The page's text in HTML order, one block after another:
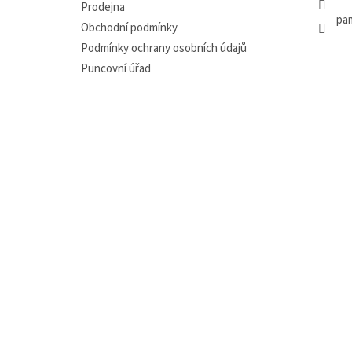
Prodejna
Obchodní podmínky
Podmínky ochrany osobních údajů
Puncovní úřad